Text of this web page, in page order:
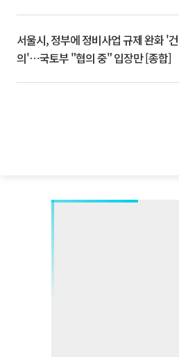
서울시, 정부에 정비사업 규제 완화 '건
의'⋯국토부 "협의 중" 입장만 [종합]